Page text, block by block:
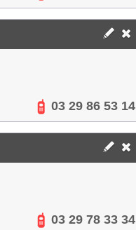
03 29 86 53 14
03 29 78 33 34